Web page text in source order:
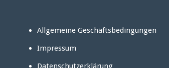
Allgemeine Geschäftsbedingungen
Impressum
Datenschutzerklärung